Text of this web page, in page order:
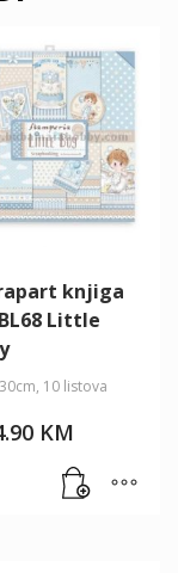
knjiga
Little
10 listova
KM